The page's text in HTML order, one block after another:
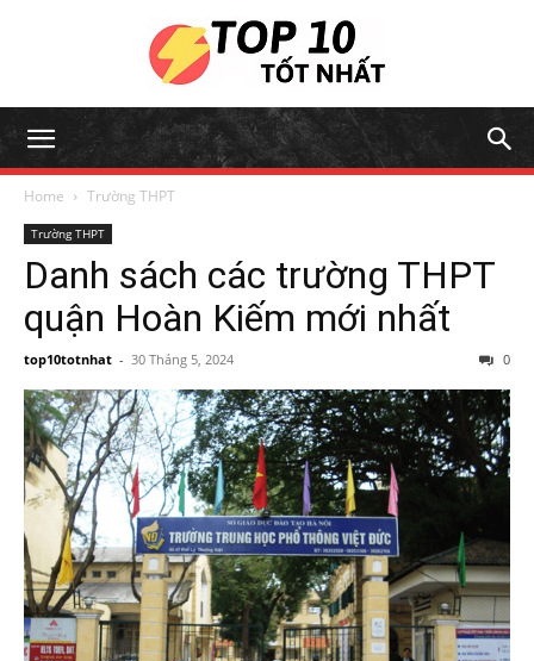
Home Trường THPT
Trường THPT
Danh sách các trường THPT
quận Hoàn Kiếm mới nhất
top10totnhat - 30 Tháng 5, 2024 0